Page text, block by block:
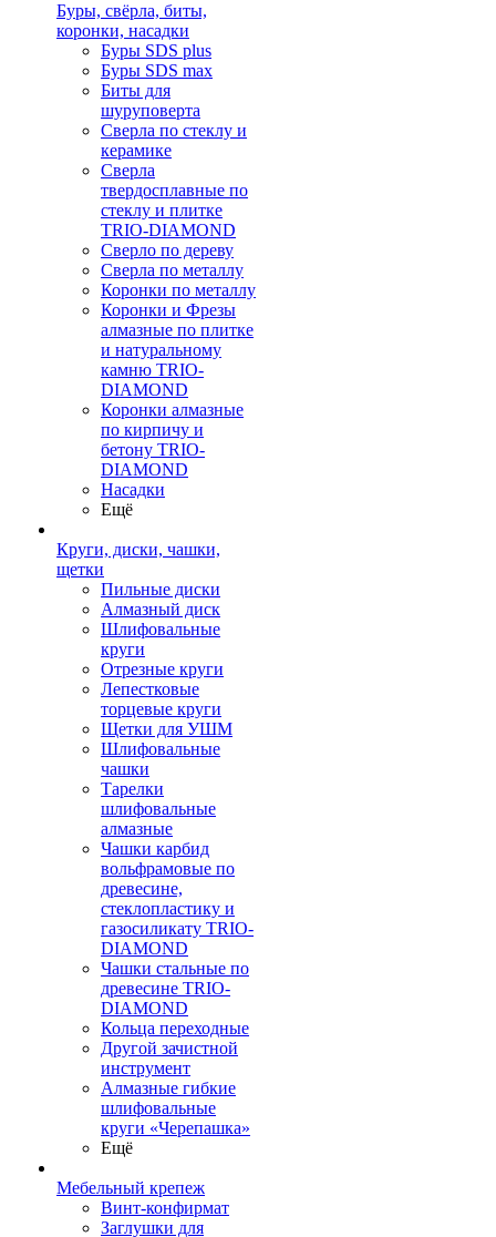
Буры, свёрла, биты,
коронки, насадки
Буры SDS plus
Буры SDS max
Биты для
шуруповерта
Сверла по стеклу и
керамике
Сверла
твердосплавные по
стеклу и плитке
TRIO-DIAMOND
Сверло по дереву
Сверла по металлу
Коронки по металлу
Коронки и Фрезы
алмазные по плитке
и натуральному
камню TRIO-
DIAMOND
Коронки алмазные
по кирпичу и
бетону TRIO-
DIAMOND
Насадки
Ещё
Круги, диски, чашки,
щетки
Пильные диски
Алмазный диск
Шлифовальные
круги
Отрезные круги
Лепестковые
торцевые круги
Щетки для УШМ
Шлифовальные
чашки
Тарелки
шлифовальные
алмазные
Чашки карбид
вольфрамовые по
древесине,
стеклопластику и
газосиликату TRIO-
DIAMOND
Чашки стальные по
древесине TRIO-
DIAMOND
Кольца переходные
Другой зачистной
инструмент
Алмазные гибкие
шлифовальные
круги «Черепашка»
Ещё
Мебельный крепеж
Винт-конфирмат
Заглушки для